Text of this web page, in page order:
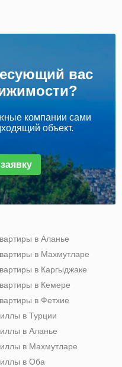
вас
компании сами
объект.
в Аланье
в Махмутларе
в Каргыджаке
в Кемере
в Фетхие
в Турции
в Аланье
в Махмутларе
в Оба